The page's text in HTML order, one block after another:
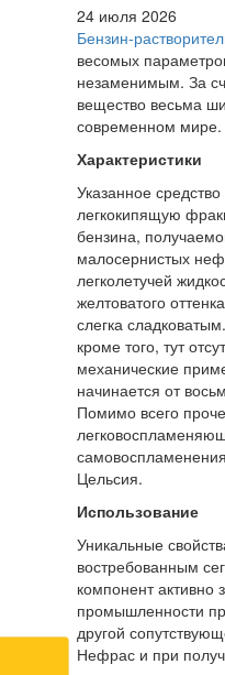
24 июля 2026
Бензин-
весомых
незаменимым. За
вещество весьма
современном мире.
Характеристики
Указанное
легкокипящую
бензина,
малосернистых
легколетучей
желтоватого
слегка
кроме того, тут
механические
начинается от
Помимо всего
Цельсия.
Использование
Уникальные
востребованным
компонент активно
промышленности
другой
Нефрас и при